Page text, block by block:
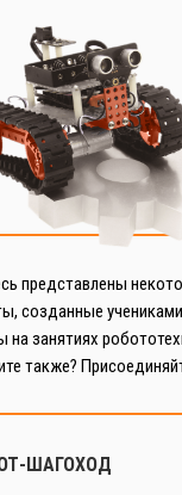
ШАГОХОД
представлены
созданные
на занятиях
также?